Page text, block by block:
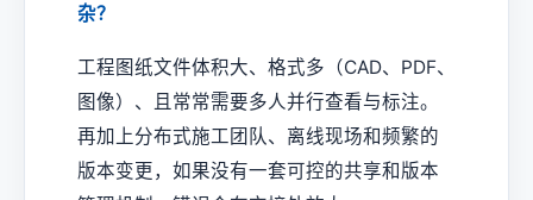
杂？
工程图纸文件体积大、格式多（CAD、PDF、
图像）、且常常需要多人并行查看与标注。
再加上分布式施工团队、离线现场和频繁的
版本变更，如果没有一套可控的共享和版本